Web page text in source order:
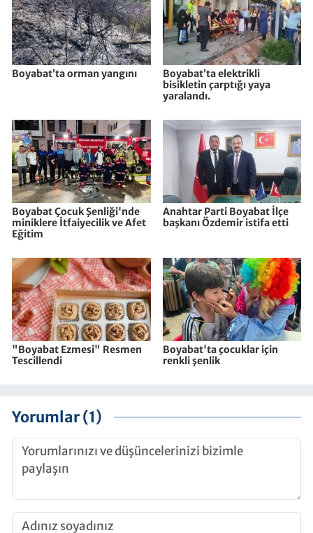
Boyabat’ta orman yangını
Boyabat’ta elektrikli
bisikletin çarptığı yaya
yaralandı.
Boyabat Çocuk Şenliği'nde
miniklere İtfaiyecilik ve Afet
Eğitim
Anahtar Parti Boyabat İlçe
başkanı Özdemir istifa etti
"Boyabat Ezmesi" Resmen
Tescillendi
Boyabat'ta çocuklar için
renkli şenlik
Yorumlar (1)